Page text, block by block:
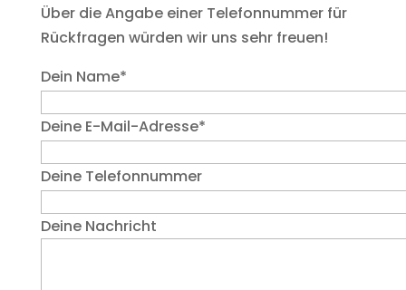
Über die Angabe einer Telefonnummer für
Rückfragen würden wir uns sehr freuen!
Dein Name*
Deine E-Mail-Adresse*
Deine Telefonnummer
Deine Nachricht